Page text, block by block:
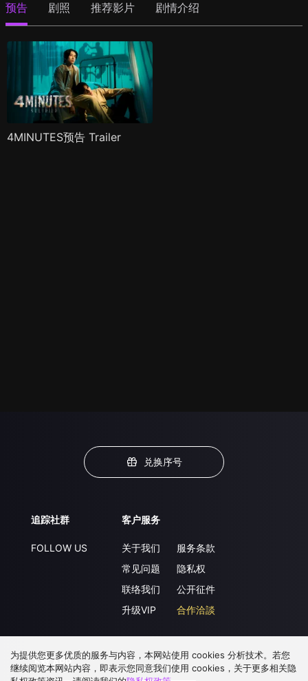
预告 剧照 推荐影片 剧情介绍
4MINUTES预告 Trailer
兑换序号
追踪社群
FOLLOW US
客户服务
关于我们
常见问题
联络我们
升级VIP
服务条款
隐私权
公开征件
合作洽談
下载 APP
为提供您更多优质的服务与内容，本网站使用 cookies 分析技术。若您
继续阅览本网站内容，即表示您同意我们使用 cookies，关于更多相关隐